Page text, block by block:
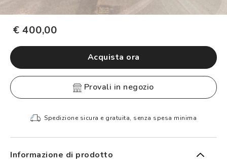
€ 400,00
Acquista ora
provali in negozio
Spedizione sicura e gratuita, senza spesa minima
Informazione di prodotto